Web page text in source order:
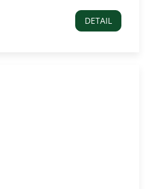
DETAIL